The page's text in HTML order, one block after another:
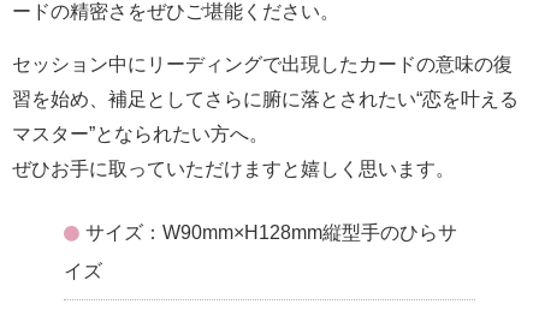
ードの精密さをぜひご堪能ください。
セッション中にリーディングで出現したカードの意味の復
習を始め、補足としてさらに腑に落とされたい“恋を叶える
マスター”となられたい方へ。
ぜひお手に取っていただけますと嬉しく思います。
サイズ：W90mm×H128mm縦型手のひらサ
イズ